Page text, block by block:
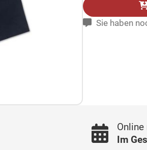
Sie haben
Online
Im